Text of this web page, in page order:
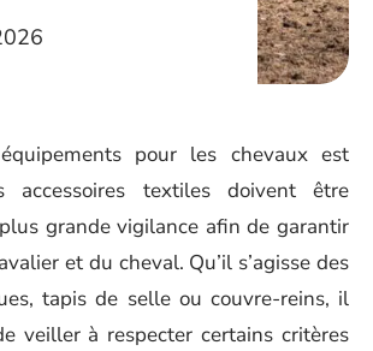
pour les chevaux est
accessoires textiles doivent être
grande vigilance afin de garantir
et du cheval. Qu’il s’agisse des
tapis de selle ou couvre-reins, il
veiller à respecter certains critères